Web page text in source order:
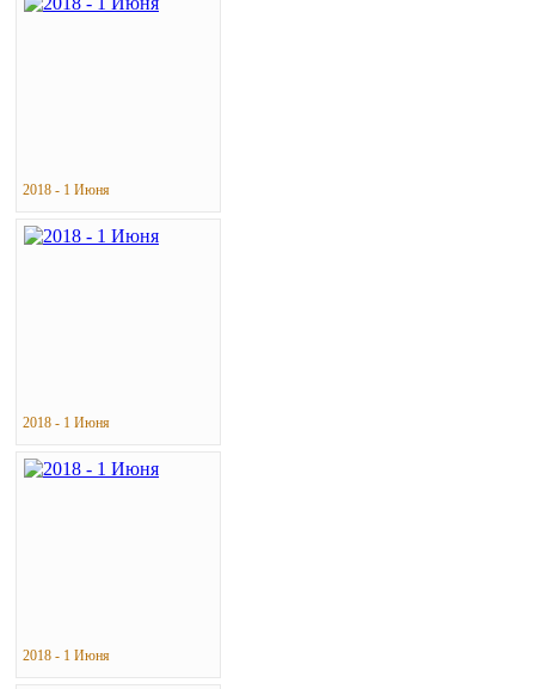
2018 - 1 Июня
2018 - 1 Июня
2018 - 1 Июня